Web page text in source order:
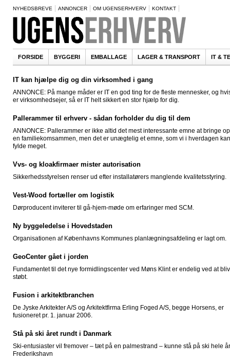
NYHEDSBREVE ANNONCER OM UGENSERHVERV KONTAKT
FORSIDE BYGGERI EMBALLAGE LAGER & TRANSPORT IT &
IT kan hjælpe dig og din virksomhed i gang
ANNONCE: På mange måder er IT en god ting for de fleste mennesker, og
er virksomhedsejer, så er IT helt sikkert en stor hjælp for dig.
Pallerammer til erhverv - sådan forholder du dig til dem
ANNONCE: Pallerammer er ikke altid det mest interessante emne at bringe
en familiekomsammen, men det er unægtelig et emne, som vi i hverdagen kan
fylde meget.
Vvs- og kloakfirmaer mister autorisation
Sikkerhedsstyrelsen renser ud efter installatørers manglende kvalitetsstyring.
Vest-Wood fortæller om logistik
Dørproducent inviterer til gå-hjem-møde om erfaringer med SCM.
Ny byggeledelse i Hovedstaden
Organisationen af Københavns Kommunes planlægningsafdeling er lagt om.
GeoCenter gået i jorden
Fundamentet til det nye formidlingscenter ved Møns Klint er endelig ved at
støbt.
Fusion i arkitektbranchen
De Jyske Arkitekter A/S og Arkitektfirma Erling Foged A/S, begge Horsens, er
fusioneret pr. 1. januar 2006.
Stå på ski året rundt i Danmark
Ski-entusiaster vil fremover – tæt på en palmestrand – kunne stå på ski hele
Frederikshavn